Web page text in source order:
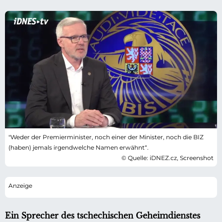
"Weder der Premierminister, noch einer der Minister, noch die BIZ
(haben) jemals irgendwelche Namen erwähnt“.
© Quelle: iDNEZ.cz, Screenshot
Ein Sprecher des tschechischen Geheimdienstes